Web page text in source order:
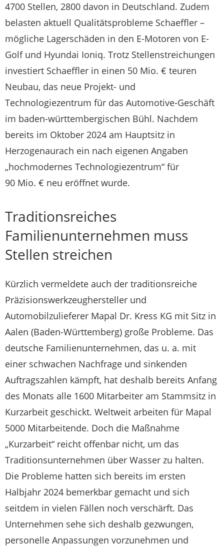
4700 Stellen, 2800 davon in Deutschland. Zudem
belasten aktuell Qualitätsprobleme Schaeffler –
mögliche Lagerschäden in den E-Motoren von E-
Golf und Hyundai Ioniq. Trotz Stellenstreichungen
investiert Schaeffler in einen 50 Mio. € teuren
Neubau, das neue Projekt- und
Technologiezentrum für das Automotive-Geschäft
im baden-württembergischen Bühl. Nachdem
bereits im Oktober 2024 am Hauptsitz in
Herzogenaurach ein nach eigenen Angaben
„hochmodernes Technologiezentrum“ für
90 Mio. € neu eröffnet wurde.
Traditionsreiches
Familienunternehmen muss
Stellen streichen
Kürzlich vermeldete auch der traditionsreiche
Präzisionswerkzeughersteller und
Automobilzulieferer Mapal Dr. Kress KG mit Sitz in
Aalen (Baden-Württemberg) große Probleme. Das
deutsche Familienunternehmen, das u. a. mit
einer schwachen Nachfrage und sinkenden
Auftragszahlen kämpft, hat deshalb bereits Anfang
des Monats alle 1600 Mitarbeiter am Stammsitz in
Kurzarbeit geschickt. Weltweit arbeiten für Mapal
5000 Mitarbeitende. Doch die Maßnahme
„Kurzarbeit“ reicht offenbar nicht, um das
Traditionsunternehmen über Wasser zu halten.
Die Probleme hatten sich bereits im ersten
Halbjahr 2024 bemerkbar gemacht und sich
seitdem in vielen Fällen noch verschärft. Das
Unternehmen sehe sich deshalb gezwungen,
personelle Anpassungen vorzunehmen und